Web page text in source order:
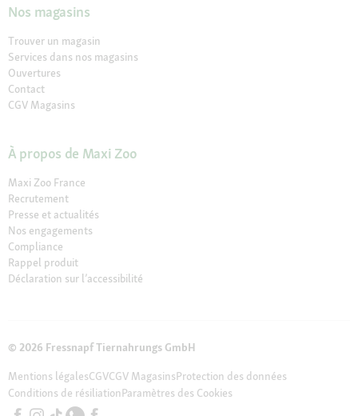
Nos magasins
Trouver un magasin
Services dans nos magasins
Ouvertures
Contact
CGV Magasins
À propos de Maxi Zoo
Maxi Zoo France
Recrutement
Presse et actualités
Nos engagements
Compliance
Rappel produit
Déclaration sur l’accessibilité
© 2026 Fressnapf Tiernahrungs GmbH
Mentions légalesCGVCGV MagasinsProtection des données
Conditions de résiliationParamètres des Cookies